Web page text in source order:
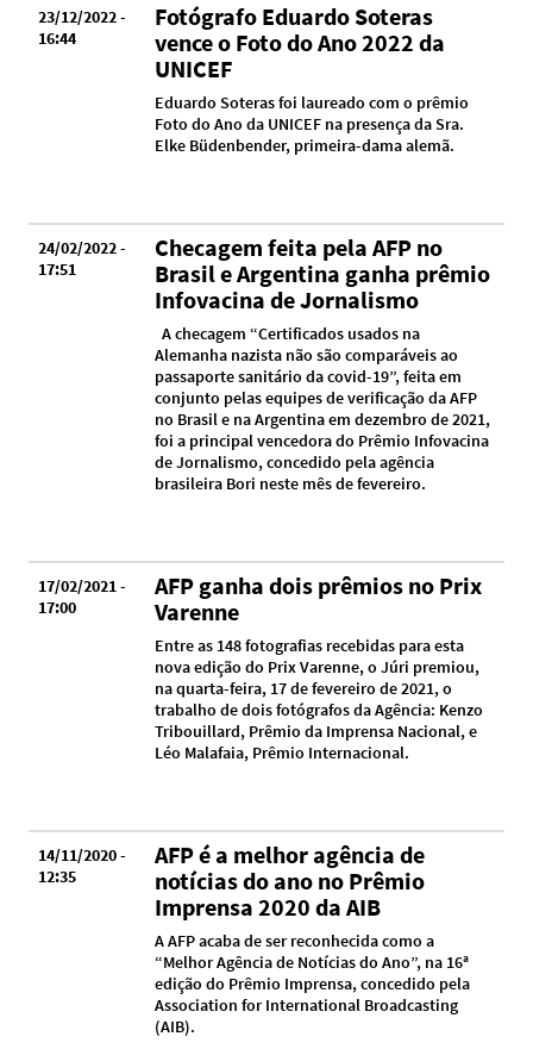
23/12/2022 -
16:44
Fotógrafo Eduardo Soteras
vence o Foto do Ano 2022 da
UNICEF
Eduardo Soteras foi laureado com o prêmio
Foto do Ano da UNICEF na presença da Sra.
Elke Büdenbender, primeira-dama alemã.
24/02/2022 -
17:51
Checagem feita pela AFP no
Brasil e Argentina ganha prêmio
Infovacina de Jornalismo
A checagem “Certificados usados na
Alemanha nazista não são comparáveis ao
passaporte sanitário da covid-19”, feita em
conjunto pelas equipes de verificação da AFP
no Brasil e na Argentina em dezembro de 2021,
foi a principal vencedora do Prêmio Infovacina
de Jornalismo, concedido pela agência
brasileira Bori neste mês de fevereiro.
17/02/2021 -
17:00
AFP ganha dois prêmios no Prix
Varenne
Entre as 148 fotografias recebidas para esta
nova edição do Prix Varenne, o Júri premiou,
na quarta-feira, 17 de fevereiro de 2021, o
trabalho de dois fotógrafos da Agência: Kenzo
Tribouillard, Prêmio da Imprensa Nacional, e
Léo Malafaia, Prêmio Internacional.
14/11/2020 -
12:35
AFP é a melhor agência de
notícias do ano no Prêmio
Imprensa 2020 da AIB
A AFP acaba de ser reconhecida como a
“Melhor Agência de Notícias do Ano”, na 16ª
edição do Prêmio Imprensa, concedido pela
Association for International Broadcasting
(AIB).